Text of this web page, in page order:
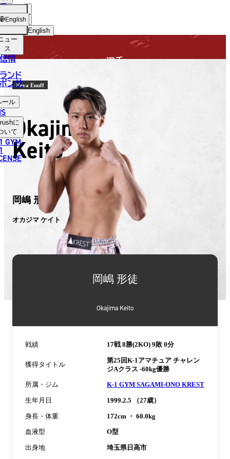
English
中文（简体）
中文（繁體）
ไทย
العربية
ョッ
プ
ュー
ス
情
ンド
ンサ
ール
に
いて
GYM
English
選手
Neva Enuff
Okajima
Keito
岡嶋 形徒
オカジマ ケイト
岡嶋 形徒
Okajima Keito
戦績 17戦 8勝(2KO) 9敗 0分
獲得タイトル
第25回K-1アマチュア チャレン
ジAクラス -60kg優勝
所属・ジム K-1 GYM SAGAMI-ONO KREST
生年月日 1999.2.5 （27歳）
身長・体重 172cm ・ 60.0kg
血液型 O型
出身地 埼玉県日高市